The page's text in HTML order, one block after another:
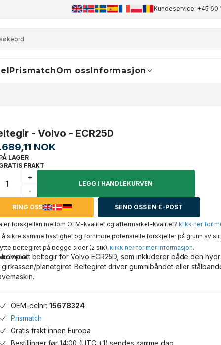
+45 60 17 81 50 info@finaldrive-trackmotors.com
Kundeservice: +45 60
PrismatchOm ossInformasjon
- Volvo - ECR25D
NOK
PÅ LAGER
GRATIS FRAKT
+
-
LEGG I HANDLEKURVEN
RING OSS SEND OSS EN E-POST
er forskjellen mellom OEM-kvalitet og aftermarket-kvalitet? klikk her for
å sikre samme hastighet og forhindre potensielle forskjeller på grunn av
beltegiret på begge sider (2 stk),klikk her for mer informasjon.
komplett beltegir for Volvo ECR25D, som inkluderer både den
planetgiret. Beltegiret driver gummibåndet eller
OEM-delnr: 15678324
Prismatch
Gratis frakt innen Europa
Bestillinger før 14:00 (UTC +1) sendes samme dag